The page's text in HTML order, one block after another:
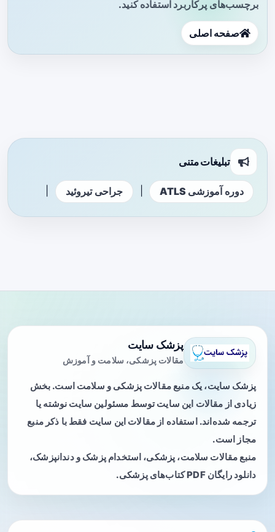
برچسب‌های پرکاربرد استفاده کنید.
صفحه اصلی
تبلیغات متنی
دوره آموزشی ATLS جراحی تیروئید
پزشک سایت
مقالات پزشکی، سلامت و آموزش
پزشک سایت، یک منبع مقالات پزشکی و سلامت است. بخش
زیادی از مقالات این سایت توسط مسئولین سایت نوشته یا
ترجمه شده‌اند. استفاده از مقالات این سایت فقط با ذکر منبع
مجاز است.
منبع مقالات سلامت، پزشکی، استخدام پزشک و دندانپزشک،
دانلود رایگان PDF کتاب‌های پزشکی.